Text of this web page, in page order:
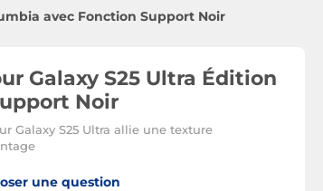
avec Fonction Support Noir
Galaxy S25 Ultra Édition
Noir
Galaxy S25 Ultra allie une texture
une question